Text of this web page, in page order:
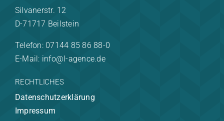
Silvanerstr. 12
D-71717 Beilstein
Telefon: 07144 85 86 88-0
E-Mail: info@l-agence.de
RECHTLICHES
Datenschutzerklärung
Impressum